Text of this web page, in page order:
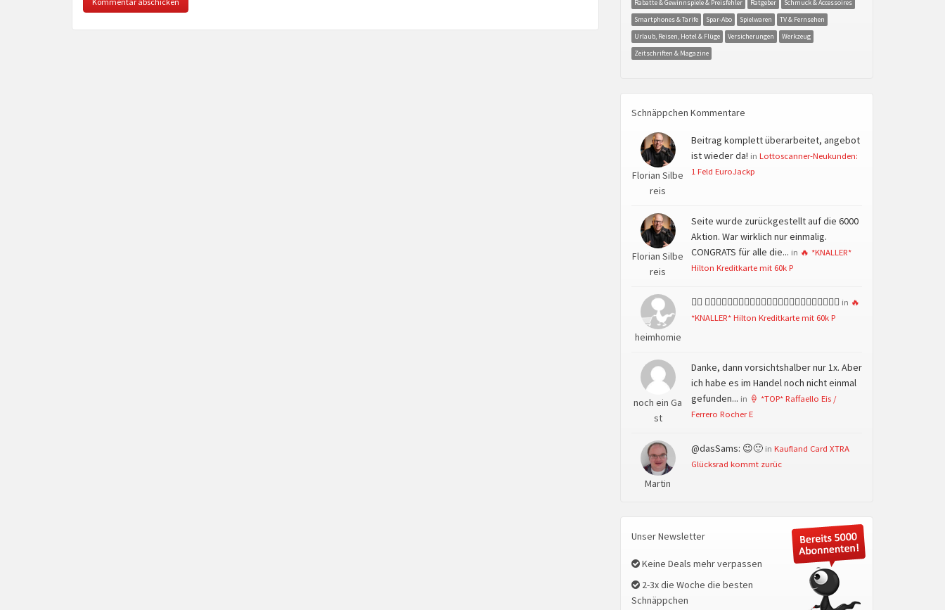
Rabatte & Gewinnspiele & Preisfehler
Ratgeber
Schmuck & Accessoires
Smartphones & Tarife
Spar-Abo Spielwaren
TV & Fernsehen
Urlaub, Reisen, Hotel & Flüge
Versicherungen
Werkzeug
Zeitschriften & Magazine
Schnäppchen Kommentare
Florian Silbe
reis
Beitrag komplett überarbeitet, angebot
ist wieder da! in Lottoscanner-Neukunden:
1 Feld EuroJackp
Florian Silbe
reis
Seite wurde zurückgestellt auf die 6000
Aktion. War wirklich nur einmalig.
CONGRATS für alle die... in 🔥 *KNALLER*
Hilton Kreditkarte mit 60k P
heimhomie
👍🏻 👍🏻👍🏻👍🏻👍🏻👍🏻👍🏻👍🏻👍🏻👍🏻👍🏻👍🏻👍🏻 in 🔥
*KNALLER* Hilton Kreditkarte mit 60k P
noch ein Ga
st
Danke, dann vorsichtshalber nur 1x. Aber
ich habe es im Handel noch nicht einmal
gefunden... in 🍦 *TOP* Raffaello Eis /
Ferrero Rocher E
Martin
@dasSams: 😉🙂 in Kaufland Card XTRA
Glücksrad kommt zurüc
Unser Newsletter
Keine Deals mehr verpassen
2-3x die Woche die besten
Schnäppchen